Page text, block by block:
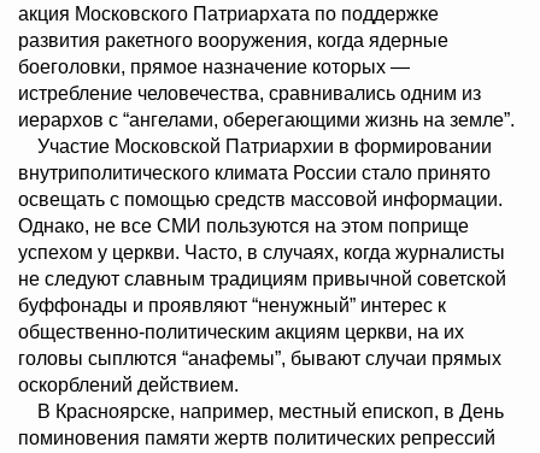
акция Московского Патриархата по поддержке
развития ракетного вооружения, когда ядерные
боеголовки, прямое назначение которых —
истребление человечества, сравнивались одним из
иерархов с “ангелами, оберегающими жизнь на земле”.
Участие Московской Патриархии в формировании
внутриполитического климата России стало принято
освещать с помощью средств массовой информации.
Однако, не все СМИ пользуются на этом поприще
успехом у церкви. Часто, в случаях, когда журналисты
не следуют славным традициям привычной советской
буффонады и проявляют “ненужный” интерес к
общественно-политическим акциям церкви, на их
головы сыплются “анафемы”, бывают случаи прямых
оскорблений действием.
В Красноярске, например, местный епископ, в День
поминовения памяти жертв политических репрессий